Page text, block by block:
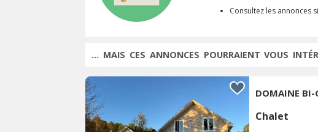
Consultez les annonces
... MAIS CES ANNONCES POURRAIENT VOUS
DOMAINE BI-
Chalet